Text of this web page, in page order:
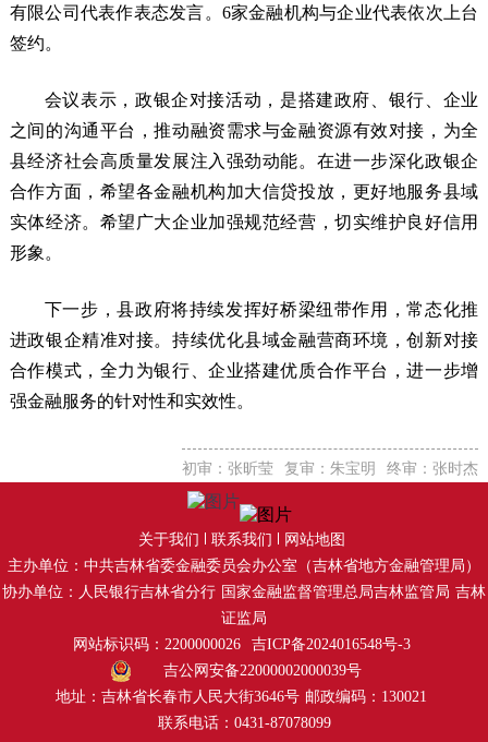
有限公司代表作表态发言。6家金融机构与企业代表依次上台
签约。
会议表示，政银企对接活动，是搭建政府、银行、企业
之间的沟通平台，推动融资需求与金融资源有效对接，为全
县经济社会高质量发展注入强劲动能。在进一步深化政银企
合作方面，希望各金融机构加大信贷投放，更好地服务县域
实体经济。希望广大企业加强规范经营，切实维护良好信用
形象。
下一步，县政府将持续发挥好桥梁纽带作用，常态化推
进政银企精准对接。持续优化县域金融营商环境，创新对接
合作模式，全力为银行、企业搭建优质合作平台，进一步增
强金融服务的针对性和实效性。
初审：张昕莹 复审：朱宝明 终审：张时杰
关于我们 联系我们
网站地图
主办单位：中共吉林省委金融委员会办公室（吉林省地方金融管理局）
协办单位：人民银行吉林省分行 国家金融监督管理总局吉林监管局 吉林
证监局
网站标识码：2200000026
吉ICP备2024016548号-3
吉公网安备22000002000039号
地址：吉林省长春市人民大街3646号 邮政编码：130021
联系电话：0431-87078099